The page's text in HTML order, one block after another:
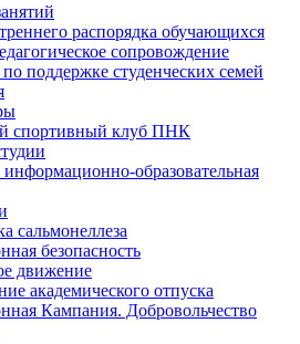
распорядка обучающихся
сопровождение
поддержке студенческих семей
спортивный клуб ПНК
образовательная
сальмонеллеза
безопасность
движение
академического отпуска
Кампания. Добровольчество